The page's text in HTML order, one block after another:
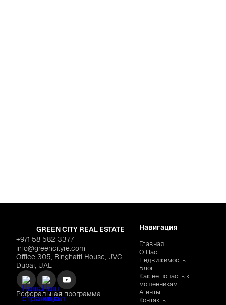
GREEN CITY REAL ESTATE
+971 58 582 3377
info@greencityre.com
Office 305, Binghatti House, JVC,
Dubai, UAE
Реферальная программа
Навигация
Главная
О Нас
Недвижимость
Блог
Как не попасть к
мошенникам
Агенты
Контакты